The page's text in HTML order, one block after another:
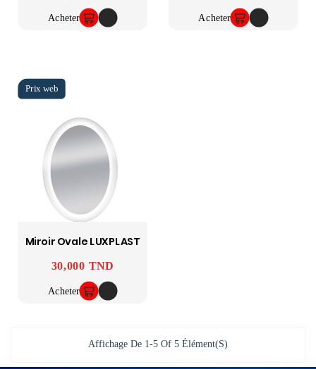
Acheter Acheter
Miroir Ovale LUXPLAST
Prix
30,000 TND
Acheter
Affichage De 1-5 Of 5 Élément(s)